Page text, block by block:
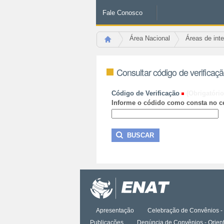
Fale Conosco
Área Nacional Áreas de
Consultar código de
Código de Verificação
Informe o códido como consta no
Apresentação
Celebração de Convênios
Publicações
Denúncia de Convênios -